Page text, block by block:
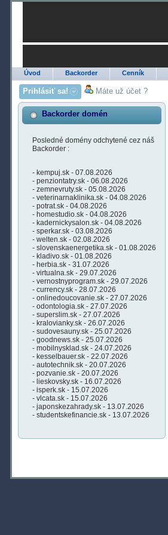
Úvod Backorder Cenník
Prihlásiť sa! Máte už účet ?
Backorder domén
Posledné domény odchytené cez náš
Backorder :
- kempuj.sk - 07.08.2026
- penziontatry.sk - 06.08.2026
- zemnevruty.sk - 05.08.2026
- veterinarnaklinika.sk - 04.08.2026
- potrat.sk - 04.08.2026
- homestudio.sk - 04.08.2026
- kadernickysalon.sk - 04.08.2026
- sperkar.sk - 03.08.2026
- welten.sk - 02.08.2026
- slovenskaenergetika.sk - 01.08.2026
- kladivo.sk - 01.08.2026
- herbia.sk - 31.07.2026
- virtualna.sk - 29.07.2026
- vernostnyprogram.sk - 29.07.2026
- currency.sk - 28.07.2026
- onlinedoucovanie.sk - 27.07.2026
- odontologia.sk - 27.07.2026
- superslim.sk - 27.07.2026
- kralovianky.sk - 26.07.2026
- sudovesauny.sk - 25.07.2026
- goodnews.sk - 25.07.2026
- mobilnysklad.sk - 24.07.2026
- kesselbauer.sk - 22.07.2026
- autotechnik.sk - 20.07.2026
- pozvanie.sk - 20.07.2026
- lieskovsky.sk - 16.07.2026
- isperk.sk - 15.07.2026
- vlcata.sk - 15.07.2026
- japonskezahrady.sk - 13.07.2026
- studentskefinancie.sk - 13.07.2026